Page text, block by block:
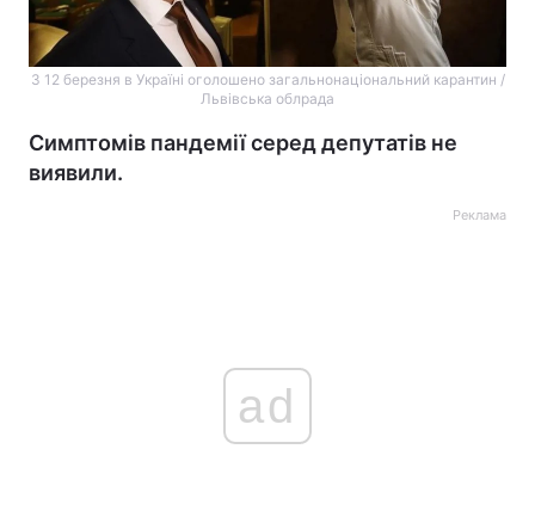
З 12 березня в Україні оголошено загальнонаціональний карантин /
Львівська облрада
Симптомів пандемії серед депутатів не
виявили.
Реклама
ad